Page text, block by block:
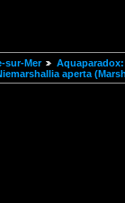
sur-Mer
aperta